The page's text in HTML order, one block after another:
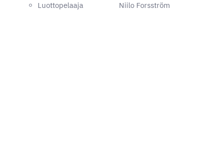
Luottopelaaja Niilo Forsström